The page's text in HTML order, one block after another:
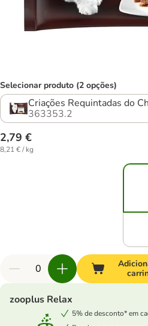
Selecionar produto (2 opções)
Criações Requintadas do
363353.2
2,79 €
8,21 € / kg
zooplus Relax
5% de desconto* em